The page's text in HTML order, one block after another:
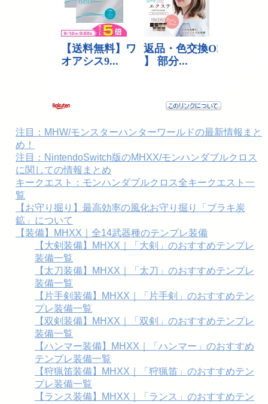
注目：MHW/モンスターハンターワールドの最新情報まと
め！
注目：NintendoSwitch版のMHXX/モンハンダブルクロス
に関しての情報まとめ
キークエスト：モンハンダブルクロス全キークエスト一
覧
【お守り掘り】最高効率の風化お守り掘り「ブラキ炭
鉱」について
【装備】MHXX｜全14武器種のテンプレ装備
【大剣装備】MHXX｜「大剣」のおすすめテンプレ
装備一覧
【太刀装備】MHXX｜「太刀」のおすすめテンプレ
装備一覧
【片手剣装備】MHXX｜「片手剣」のおすすめテン
プレ装備一覧
【双剣装備】MHXX｜「双剣」のおすすめテンプレ
装備一覧
【ハンマー装備】MHXX｜「ハンマー」のおすすめ
テンプレ装備一覧
【狩猟笛装備】MHXX｜「狩猟笛」のおすすめテン
プレ装備一覧
【ランス装備】MHXX｜「ランス」のおすすめテン